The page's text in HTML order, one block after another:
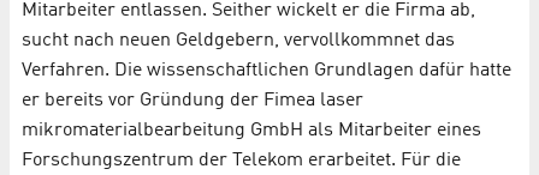
Mitarbeiter entlassen. Seither wickelt er die Firma ab,
sucht nach neuen Geldgebern, vervollkommnet das
Verfahren. Die wissenschaftlichen Grundlagen dafür hatte
er bereits vor Gründung der Fimea laser
mikromaterialbearbeitung GmbH als Mitarbeiter eines
Forschungszentrum der Telekom erarbeitet. Für die